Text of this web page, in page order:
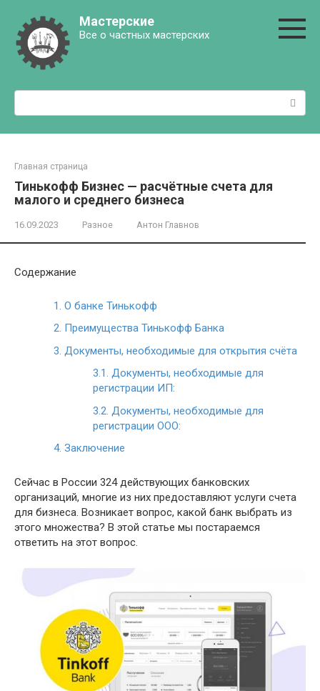
контенту
Мастерские
Все о частных мастерских
Поиск:
Главная страница
Тинькофф Бизнес — расчётные счета для
малого и среднего бизнеса
16.09.2023 Разное Антон Главнов
Содержание
1. О банке Тинькофф
2. Преимущества Тинькофф Банка
3. Документы, необходимые для открытия счёта
3.1. Документы, необходимые для
регистрации ИП:
3.2. Документы, необходимые для
регистрации ООО:
4. Заключение
Сейчас в России 324 действующих банковских
организаций, многие из них предоставляют услуги счета
для бизнеса. Возникает вопрос, какой банк выбрать из
этого множества? В этой статье мы постараемся
ответить на этот вопрос.